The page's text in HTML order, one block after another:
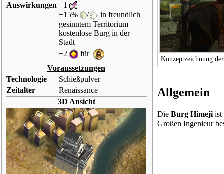
Auswirkungen +1
+15%
/
in freundlich
gesinntem Territorium
kostenlose Burg in der
Stadt
+2
für
Voraussetzungen
Technologie
Schießpulver
Zeitalter
Renaissance
3D Ansicht
Konzeptzeichnung
Allgemein
Die Burg Himeji
Großen Ingenieur